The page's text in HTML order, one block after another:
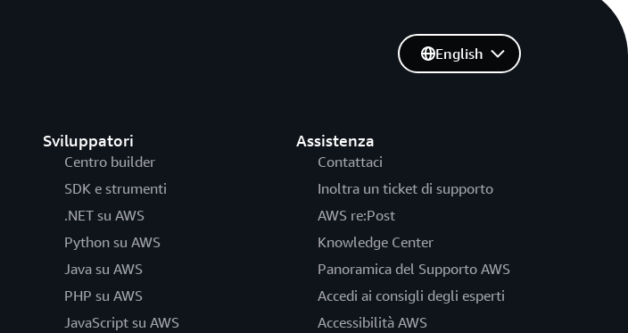
Sviluppatori
Centro builder
SDK e strumenti
.NET su AWS
Python su AWS
Java su AWS
PHP su AWS
JavaScript su AWS
Assistenza
Contattaci
Inoltra un ticket di supporto
AWS re:Post
Knowledge Center
Panoramica del Supporto AWS
Accedi ai consigli degli esperti
Accessibilità AWS
English